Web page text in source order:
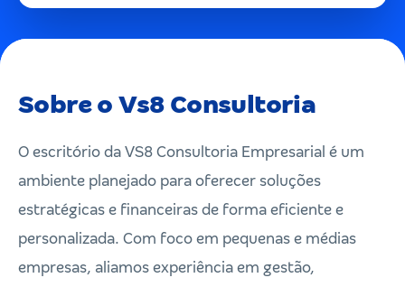
Sobre o Vs8 Consultoria
O escritório da VS8 Consultoria Empresarial é um
ambiente planejado para oferecer soluções
estratégicas e financeiras de forma eficiente e
personalizada. Com foco em pequenas e médias
empresas, aliamos experiência em gestão,